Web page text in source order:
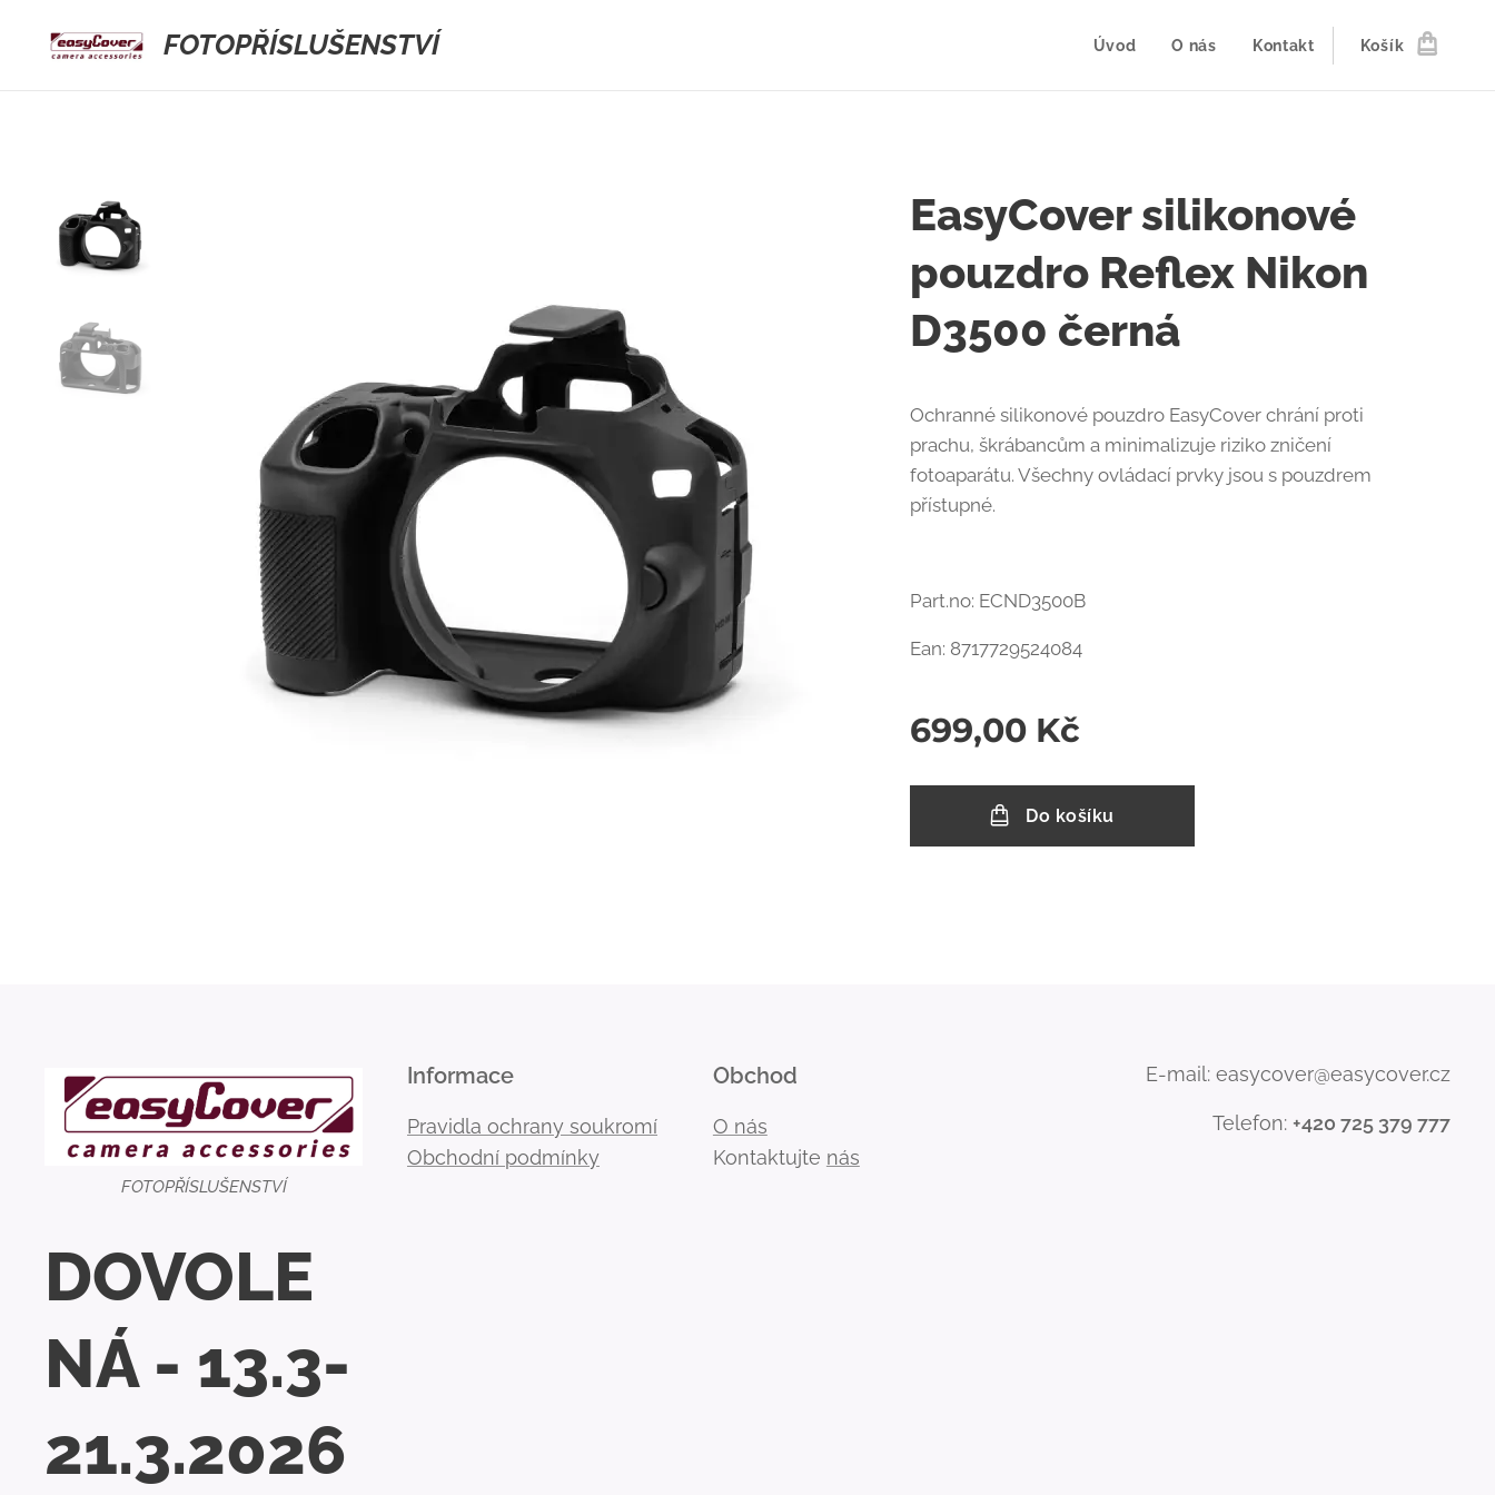
FOTOPŘÍSLUŠENSTVÍ Úvod O nás Kontakt Košík
EasyCover silikonové
pouzdro Reflex Nikon
D3500 černá
Ochranné silikonové pouzdro EasyCover chrání proti
prachu, škrábancům a minimalizuje riziko zničení
fotoaparátu. Všechny ovládací prvky jsou s pouzdrem
přístupné.
Part.no: ECND3500B
Ean: 8717729524084
699,00 Kč
Do košíku
FOTOPŘÍSLUŠENSTVÍ
DOVOLE
NÁ - 13.3-
21.3.2026
Informace
Pravidla ochrany soukromí
Obchodní podmínky
Obchod
O nás
Kontaktujte nás
E-mail: easycover@easycover.cz
Telefon: +420 725 379 777